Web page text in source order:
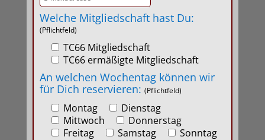
Welche Mitgliedschaft hast Du:
(Pflichtfeld)
TC66 Mitgliedschaft
TC66 ermäßigte Mitgliedschaft
An welchen Wochentag können wir
für Dich reservieren: (Pflichtfeld)
Montag
Dienstag
Mittwoch
Donnerstag
Freitag
Samstag Sonntag